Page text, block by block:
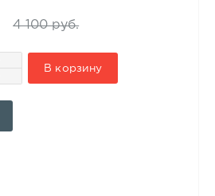
4 100 руб.
В корзину